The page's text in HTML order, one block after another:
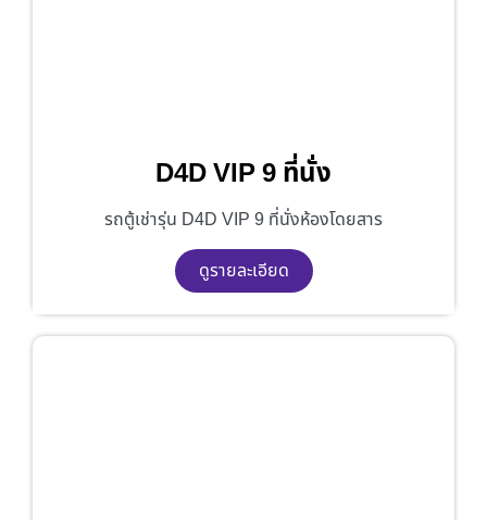
D4D VIP 9 ที่นั่ง
รถตู้เช่ารุ่น D4D VIP 9 ที่นั่งห้องโดยสาร
ดูรายละเอียด